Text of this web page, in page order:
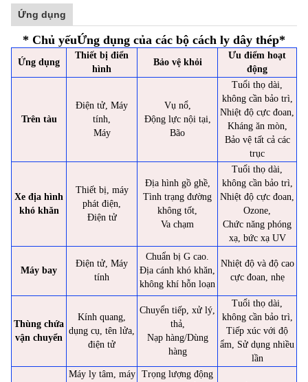
Ứng dụng
* Chủ yếuỨng dụng của các bộ cách ly dây thép*
Ứng dụng
Thiết bị điển
hình
Bảo vệ khỏi
Ưu điểm hoạt
động
Trên tàu
Điện tử, Máy
tính,
Máy
Vụ nổ,
Động lực nội tại,
Bão
Tuổi thọ dài,
không cần bảo trì,
Nhiệt độ cực đoan,
Kháng ăn mòn,
Bảo vệ tất cả các
trục
Xe địa hình
khó khăn
Thiết bị, máy
phát điện,
Điện tử
Địa hình gồ ghề,
Tình trạng đường
không tốt,
Va chạm
Tuổi thọ dài,
không cần bảo trì,
Nhiệt độ cực đoan,
Ozone,
Chức năng phóng
xạ, bức xạ UV
Máy bay
Điện tử, Máy
tính
Chuẩn bị G cao.
Địa cánh khó khăn,
không khí hỗn loạn
Nhiệt độ và độ cao
cực đoan, nhẹ
Thùng chứa
vận chuyển
Kính quang,
dụng cụ, tên lửa,
điện tử
Chuyển tiếp, xử lý,
thả,
Nạp hàng/Dùng
hàng
Tuổi thọ dài,
không cần bảo trì,
Tiếp xúc với độ
ẩm, Sử dụng nhiều
lần
Máy ly tâm, máy
Trọng lượng động